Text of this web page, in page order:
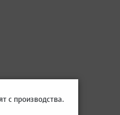
с производства.